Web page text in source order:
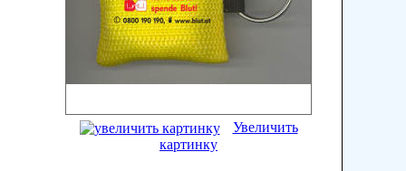
Увеличить
картинку